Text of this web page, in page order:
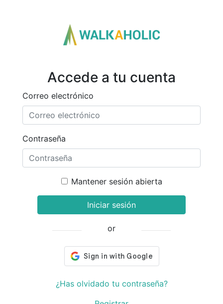
Accede a tu cuenta
Correo electrónico
Contraseña
Mantener sesión abierta
Iniciar sesión
or
¿Has olvidado tu contraseña?